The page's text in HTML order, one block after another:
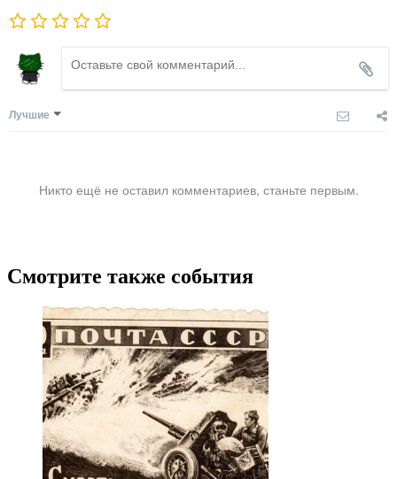
Лучшие
Никто ещё не оставил комментариев, станьте первым.
Смотрите также события